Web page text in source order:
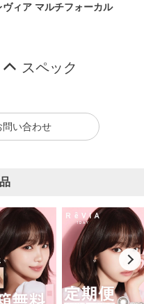
ィア マルチフォーカル
スペック
問い合わせ